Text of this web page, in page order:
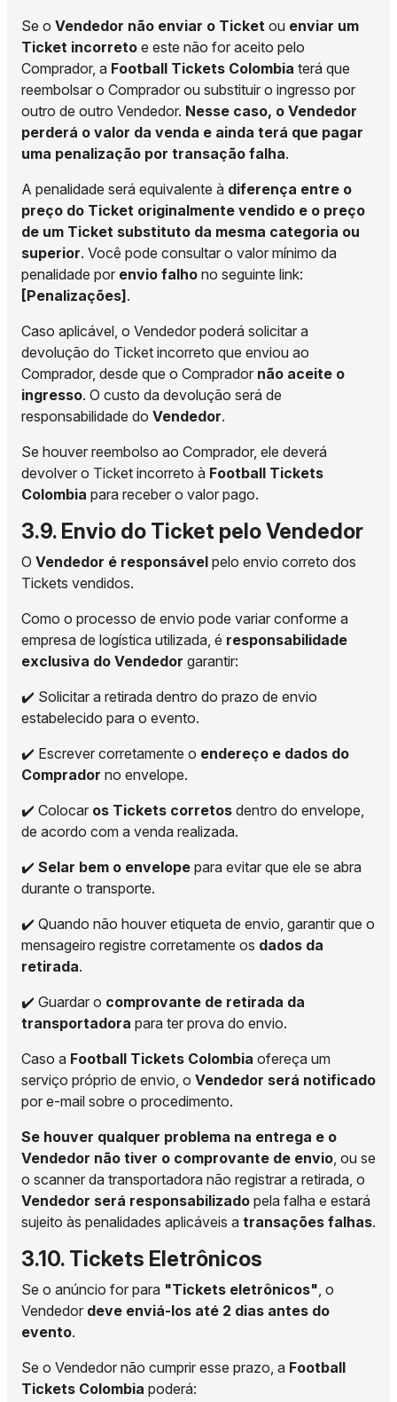
Se o Vendedor não enviar o Ticket ou enviar um
Ticket incorreto e este não for aceito pelo
Comprador, a Football Tickets Colombia terá que
reembolsar o Comprador ou substituir o ingresso por
outro de outro Vendedor. Nesse caso, o Vendedor
perderá o valor da venda e ainda terá que pagar
uma penalização por transação falha.
A penalidade será equivalente à diferença entre o
preço do Ticket originalmente vendido e o preço
de um Ticket substituto da mesma categoria ou
superior. Você pode consultar o valor mínimo da
penalidade por envio falho no seguinte link:
[Penalizações] .
Caso aplicável, o Vendedor poderá solicitar a
devolução do Ticket incorreto que enviou ao
Comprador, desde que o Comprador não aceite o
ingresso. O custo da devolução será de
responsabilidade do Vendedor.
Se houver reembolso ao Comprador, ele deverá
devolver o Ticket incorreto à Football Tickets
Colombia para receber o valor pago.
3.9. Envio do Ticket pelo Vendedor
O Vendedor é responsável pelo envio correto dos
Tickets vendidos.
Como o processo de envio pode variar conforme a
empresa de logística utilizada, é responsabilidade
exclusiva do Vendedor garantir:
✔️ Solicitar a retirada dentro do prazo de envio
estabelecido para o evento.
✔️ Escrever corretamente o endereço e dados do
Comprador no envelope.
✔️ Colocar os Tickets corretos dentro do envelope,
de acordo com a venda realizada.
✔️ Selar bem o envelope para evitar que ele se abra
durante o transporte.
✔️ Quando não houver etiqueta de envio, garantir que o
mensageiro registre corretamente os dados da
retirada.
✔️ Guardar o comprovante de retirada da
transportadora para ter prova do envio.
Caso a Football Tickets Colombia ofereça um
serviço próprio de envio, o Vendedor será notificado
por e-mail sobre o procedimento.
Se houver qualquer problema na entrega e o
Vendedor não tiver o comprovante de envio, ou se
o scanner da transportadora não registrar a retirada, o
Vendedor será responsabilizado pela falha e estará
sujeito às penalidades aplicáveis a transações falhas.
3.10. Tickets Eletrônicos
Se o anúncio for para "Tickets eletrônicos", o
Vendedor deve enviá-los até 2 dias antes do
evento.
Se o Vendedor não cumprir esse prazo, a Football
Tickets Colombia poderá: